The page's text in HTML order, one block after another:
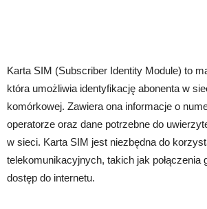
Karta SIM (Subscriber Identity Module) to
która umożliwia identyfikację abonenta w
komórkowej. Zawiera ona informacje o
operatorze oraz dane potrzebne do
w sieci. Karta SIM jest niezbędna do
telekomunikacyjnych, takich jak połączenia
dostęp do internetu.